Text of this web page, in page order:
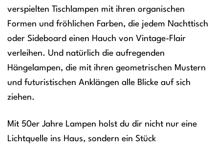
verspielten Tischlampen mit ihren organischen
Formen und fröhlichen Farben, die jedem Nachttisch
oder Sideboard einen Hauch von Vintage-Flair
verleihen. Und natürlich die aufregenden
Hängelampen, die mit ihren geometrischen Mustern
und futuristischen Anklängen alle Blicke auf sich
ziehen.
Mit 50er Jahre Lampen holst du dir nicht nur eine
Lichtquelle ins Haus, sondern ein Stück